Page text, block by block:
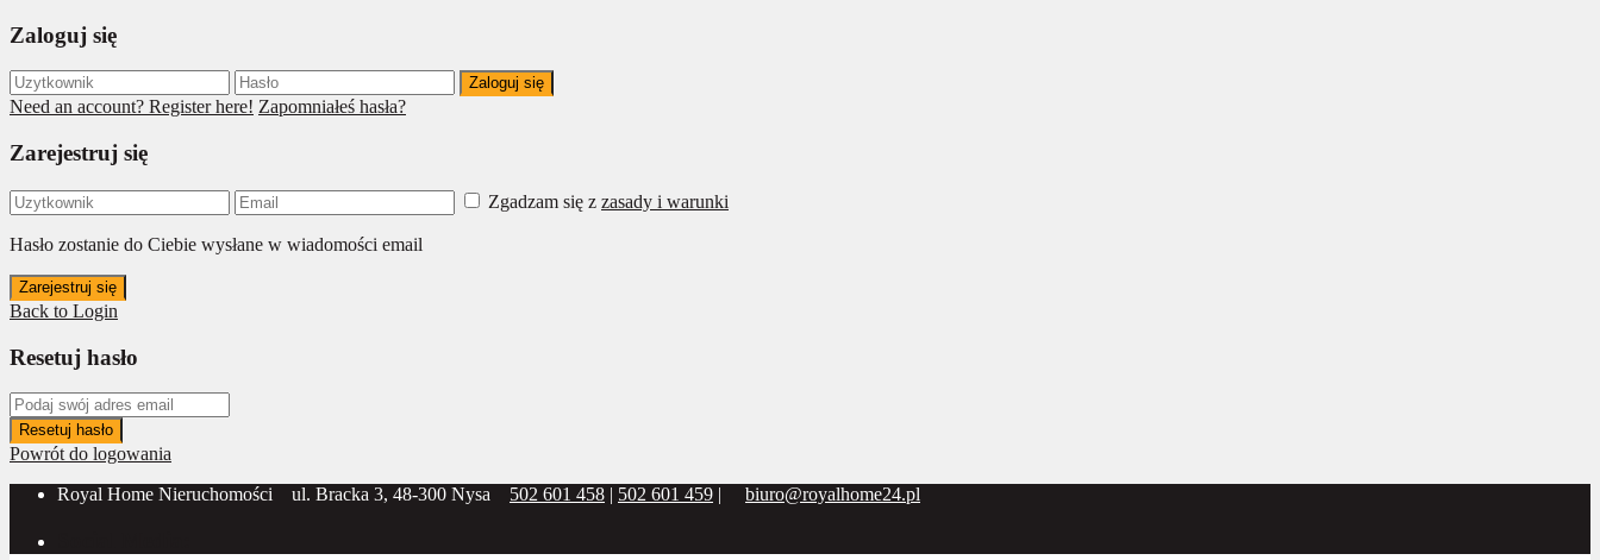
Zaloguj się
Zaloguj się
Need an account? Register here! Zapomniałeś hasła?
Zarejestruj się
Zgadzam się z zasady i warunki
Hasło zostanie do Ciebie wysłane w wiadomości email
Zarejestruj się
Back to Login
Resetuj hasło
Resetuj hasło
Powrót do logowania
Royal Home Nieruchomości
ul. Bracka 3, 48-300 Nysa 502 601 458 | 502 601 459 | biuro@royalhome24.pl